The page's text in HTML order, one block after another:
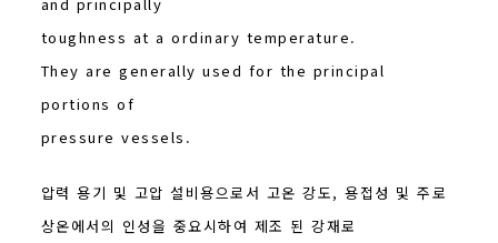
toughness at a ordinary temperature.
They are generally used for the principal
portions of
pressure vessels.
압력 용기 및 고압 설비용으로서 고온 강도, 용접성 및 주로
상온에서의 인성을 중요시하여 제조 된 강재로